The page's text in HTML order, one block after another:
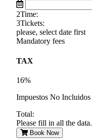
2Time:
3Tickets:
please, select date first
Mandatory fees
TAX
16%
Impuestos No Incluidos
Total:
Please fill in all the data.
Book Now